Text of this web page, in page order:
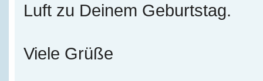
Luft zu Deinem Geburtstag.
Viele Grüße